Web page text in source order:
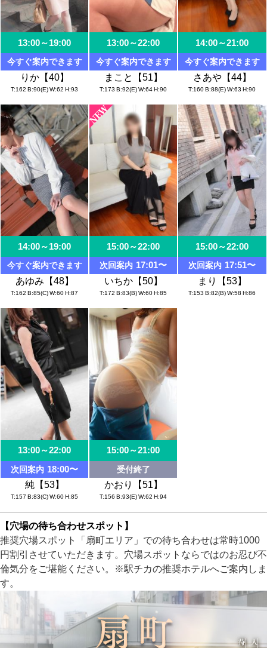
13:00～19:00
今すぐ案内できます
りか【40】
T 162 B 90(E)W 62 H 93
13:00～22:00
今すぐ案内できます
まこと【51】
T 173 B 92(E) W 64 H 90
14:00～21:00
今すぐ案内できます
さあや【44】
T 160 B 88(E) W 63 H 90
14:00～19:00
今すぐ案内できます
あゆみ【48】
T 162 B 85(C)W 60H 87
15:00～22:00
次回案内 17:01〜
いちか【50】
T 172 B 83(B) W 60 H 85
15:00～22:00
次回案内 17:51〜
まり【53】
T 153 B 82(B) W 58 H 86
13:00～22:00
次回案内 18:00〜
純【53】
T 157 B 83(C)W 60H 85
15:00～21:00
受付終了
かおり【51】
T 156 B 93(E) W 62 H 94
【穴場の待ち合わせスポット】
推奨穴場スポット「扇町エリア」での待ち合わせは常時1000
円割引させていただきます。穴場スポットならではのお忍び不
倫気分をご堪能ください。※駅チカの推奨ホテルへご案内しま
す。